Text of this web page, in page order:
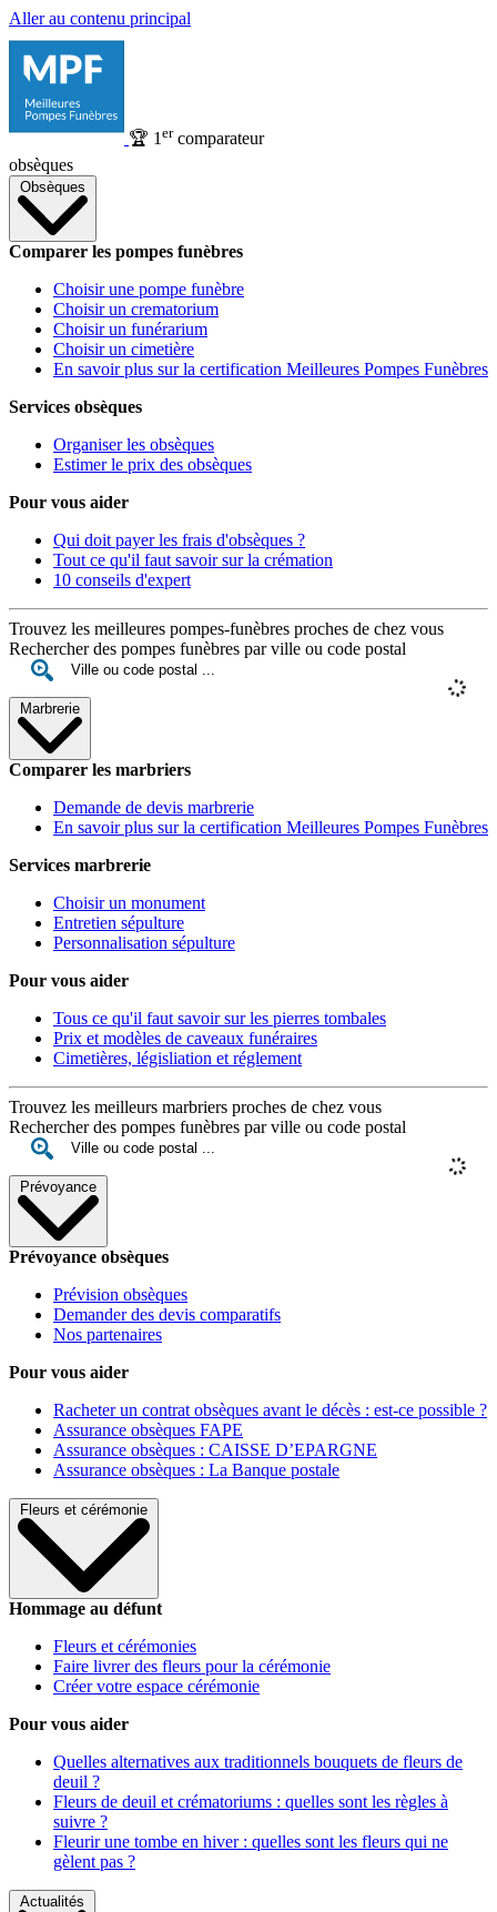
Aller au contenu principal
🏆 1 ercomparateur
obsèques
Obsèques
Comparer les pompes funèbres
Choisir une pompe funèbre
Choisir un crematorium
Choisir un funérarium
Choisir un cimetière
En savoir plus sur la certification Meilleures Pompes Funèbres
Services obsèques
Organiser les obsèques
Estimer le prix des obsèques
Pour vous aider
Qui doit payer les frais d'obsèques ?
Tout ce qu'il faut savoir sur la crémation
10 conseils d'expert
Trouvez les meilleures pompes-funèbres proches de chez vous
Rechercher des pompes funèbres par ville ou code postal
Marbrerie
Comparer les marbriers
Demande de devis marbrerie
En savoir plus sur la certification Meilleures Pompes Funèbres
Services marbrerie
Choisir un monument
Entretien sépulture
Personnalisation sépulture
Pour vous aider
Tous ce qu'il faut savoir sur les pierres tombales
Prix et modèles de caveaux funéraires
Cimetières, législiation et réglement
Trouvez les meilleurs marbriers proches de chez vous
Rechercher des pompes funèbres par ville ou code postal
Prévoyance
Prévoyance obsèques
Prévision obsèques
Demander des devis comparatifs
Nos partenaires
Pour vous aider
Racheter un contrat obsèques avant le décès : est-ce possible ?
Assurance obsèques FAPE
Assurance obsèques : CAISSE D’EPARGNE
Assurance obsèques : La Banque postale
Fleurs et cérémonie
Hommage au défunt
Fleurs et cérémonies
Faire livrer des fleurs pour la cérémonie
Créer votre espace cérémonie
Pour vous aider
Quelles alternatives aux traditionnels bouquets de fleurs de
deuil ?
Fleurs de deuil et crématoriums : quelles sont les règles à
suivre ?
Fleurir une tombe en hiver : quelles sont les fleurs qui ne
gèlent pas ?
Actualités